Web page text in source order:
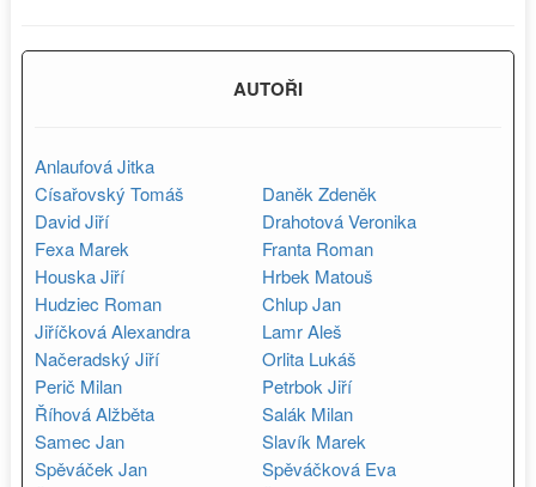
AUTOŘI
Anlaufová Jitka
Císařovský Tomáš
Daněk Zdeněk
David Jiří
Drahotová Veronika
Fexa Marek
Franta Roman
Houska Jiří
Hrbek Matouš
Hudziec Roman
Chlup Jan
Jiříčková Alexandra
Lamr Aleš
Načeradský Jiří
Orlita Lukáš
Perič Milan
Petrbok Jiří
Říhová Alžběta
Salák Milan
Samec Jan
Slavík Marek
Spěváček Jan
Spěváčková Eva